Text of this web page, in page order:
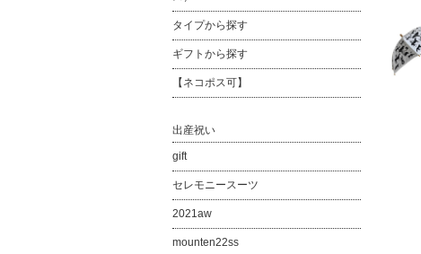
タイプから探す
ギフトから探す
【ネコポス可】
出産祝い
gift
セレモニースーツ
2021aw
mounten22ss